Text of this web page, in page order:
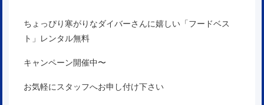
ちょっぴり寒がりなダイバーさんに嬉しい「フードベス
ト」レンタル無料
キャンペーン開催中〜
お気軽にスタッフへお申し付け下さい